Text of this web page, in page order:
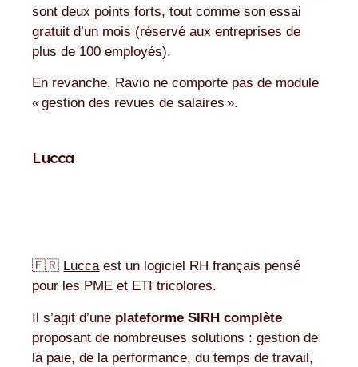
sont deux points forts, tout comme son essai
gratuit d’un mois (réservé aux entreprises de
plus de 100 employés).
En revanche, Ravio ne comporte pas de module
« gestion des revues de salaires ».
Lucca
🇫🇷 Luccaest un logiciel RH français pensé
pour les PME et ETI tricolores.
Il s’agit d’une plateforme SIRH complète
proposant de nombreuses solutions : gestion de
la paie, de la performance, du temps de travail,